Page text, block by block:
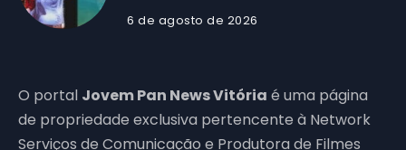
6 de agosto de 2026
O portal Jovem Pan News Vitória é uma página
de propriedade exclusiva pertencente à Network
Serviços de Comunicação e Produtora de Filmes